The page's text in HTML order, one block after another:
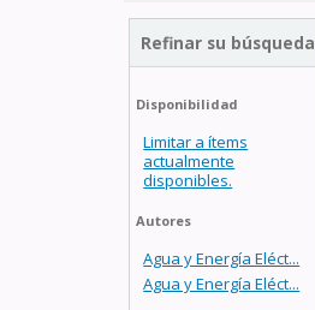
Refinar su búsqueda
Disponibilidad
Limitar a ítems
actualmente
disponibles.
Autores
Agua y Energía Eléct...
Agua y Energía Eléct...